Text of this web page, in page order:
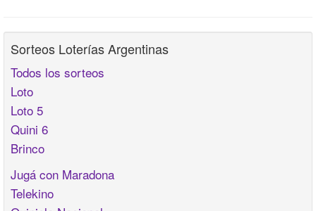
Sorteos Loterías Argentinas
Todos los sorteos
Loto
Loto 5
Quini 6
Brinco
Jugá con Maradona
Telekino